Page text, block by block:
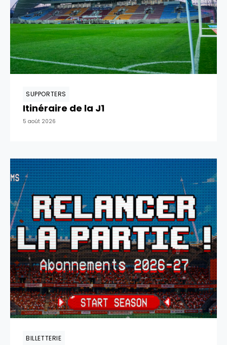
SUPPORTERS
Itinéraire de la J1
5 août 2026
BILLETTERIE